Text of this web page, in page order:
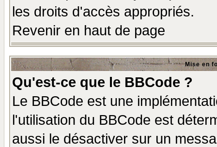
les droits d'accès appropriés.
Revenir en haut de page
Mise en
Qu'est-ce que le BBCode ?
Le BBCode est une
l'utilisation du BBCode est
aussi le désactiver sur un